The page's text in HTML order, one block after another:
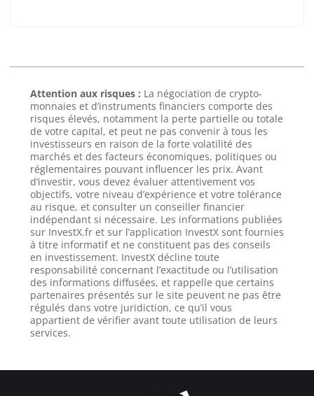
Attention aux risques : La négociation de crypto-
monnaies et d’instruments financiers comporte des
risques élevés, notamment la perte partielle ou totale
de votre capital, et peut ne pas convenir à tous les
investisseurs en raison de la forte volatilité des
marchés et des facteurs économiques, politiques ou
réglementaires pouvant influencer les prix. Avant
d’investir, vous devez évaluer attentivement vos
objectifs, votre niveau d’expérience et votre tolérance
au risque, et consulter un conseiller financier
indépendant si nécessaire. Les informations publiées
sur InvestX.fr et sur l’application InvestX sont fournies
à titre informatif et ne constituent pas des conseils
en investissement. InvestX décline toute
responsabilité concernant l’exactitude ou l’utilisation
des informations diffusées, et rappelle que certains
partenaires présentés sur le site peuvent ne pas être
régulés dans votre juridiction, ce qu’il vous
appartient de vérifier avant toute utilisation de leurs
services.